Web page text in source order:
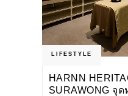
LIFESTYLE
HARNN
SURAWONG จุ